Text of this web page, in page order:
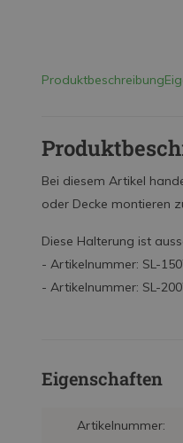
Produktbeschreibung
Bei diesem Artikel
oder Decke montieren
Diese Halterung ist
- Artikelnummer: SL-
- Artikelnummer: SL-
Eigenschaften
Artikelnummer: